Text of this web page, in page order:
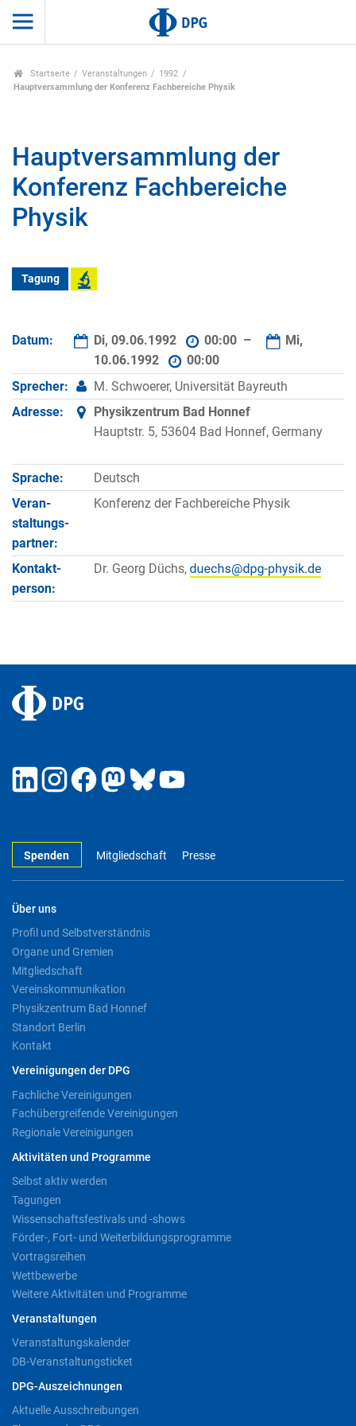
Startseite Veranstaltungen
1992
Hauptversammlung der Konferenz Fachbereiche Physik
Hauptversammlung der
Konferenz Fachbereiche
Physik
Tagung
Datum: Di, 09.06.1992 00:00 –
Mi,
10.06.1992
00:00
Sprecher:
M. Schwoerer, Universität Bayreuth
Adresse:
Physikzentrum Bad Honnef
Hauptstr. 5, 53604 Bad Honnef, Germany
Sprache:
Deutsch
Veran­
staltungs­
partner:
Konferenz der Fachbereiche Physik
Kontakt­
person:
Dr. Georg Düchs,
Spenden Mitgliedschaft Presse
Über uns
Profil und Selbstverständnis
Organe und Gremien
Mitgliedschaft
Vereinskommunikation
Physikzentrum Bad Honnef
Standort Berlin
Kontakt
Vereinigungen der DPG
Fachliche Vereinigungen
Fachübergreifende Vereinigungen
Regionale Vereinigungen
Aktivitäten und Programme
Selbst aktiv werden
Tagungen
Wissenschaftsfestivals und -shows
Förder-, Fort- und Weiterbildungsprogramme
Vortragsreihen
Wettbewerbe
Weitere Aktivitäten und Programme
Veranstaltungen
Veranstaltungskalender
DB-Veranstaltungsticket
DPG-Auszeichnungen
Aktuelle Ausschreibungen